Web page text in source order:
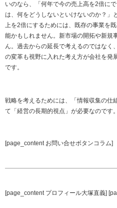
いのなら、「何年で今の売上高を2倍に
は、何をどうしないといけないのか？」
上を2倍にするためには、既存の事業を
能かもしれません。新市場の開拓や新規
ん。過去からの延長で考えるのではなく
の変革も視野に入れた考え方が会社を発
です。
戦略を考えるためには、「情報収集の仕
て「経営の長期的視点」が必要なのです。
[page_content お問い合せボタンコラム]
[page_content プロフィール大塚直義]